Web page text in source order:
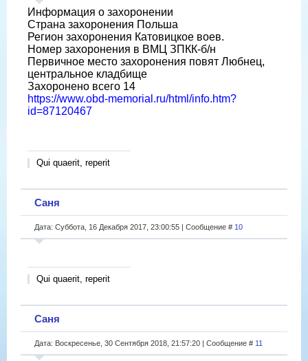
Информация о захоронении
Страна захоронения Польша
Регион захоронения Катовицкое воев.
Номер захоронения в ВМЦ ЗПКК-б/н
Первичное место захоронения повят Любнец,
центральное кладбище
Захоронено всего 14
https://www.obd-memorial.ru/html/info.htm?
id=87120467
Qui quaerit, reperit
Саня
Дата: Суббота, 16 Декабря 2017, 23:00:55 | Сообщение # 10
Qui quaerit, reperit
Саня
Дата: Воскресенье, 30 Сентября 2018, 21:57:20 | Сообщение # 11